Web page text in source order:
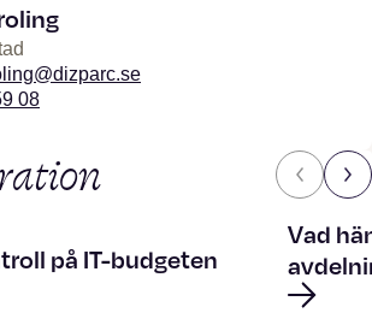
08
på IT-budgeten
Vad